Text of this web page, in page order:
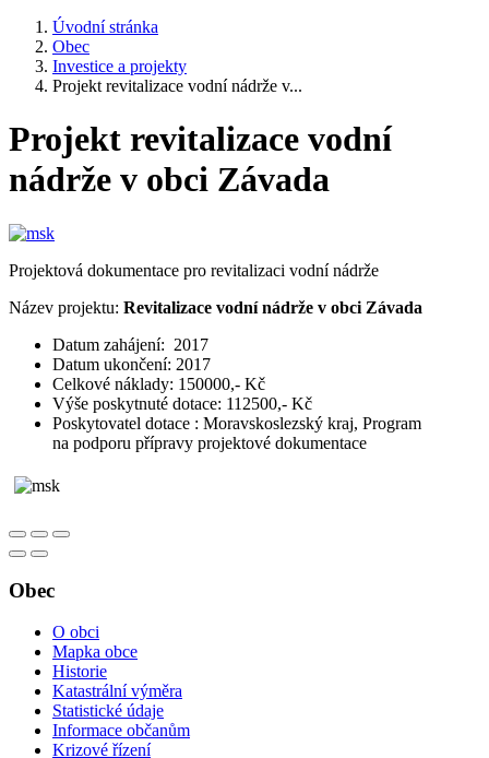
Úvodní stránka
Obec
Investice a projekty
Projekt revitalizace vodní nádrže v...
Projekt revitalizace vodní
nádrže v obci Závada
Projektová dokumentace pro revitalizaci vodní nádrže
Název projektu: Revitalizace vodní nádrže v obci Závada
Datum zahájení: 2017
Datum ukončení: 2017
Celkové náklady: 150000,- Kč
Výše poskytnuté dotace: 112500,- Kč
Poskytovatel dotace : Moravskoslezský kraj, Program
na podporu přípravy projektové dokumentace
Obec
O obci
Mapka obce
Historie
Katastrální výměra
Statistické údaje
Informace občanům
Krizové řízení